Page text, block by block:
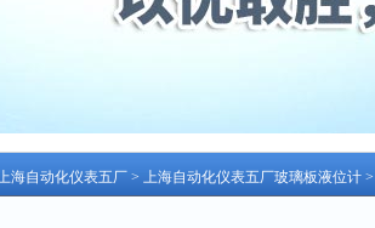
海自动化仪表五厂 > 上海自动化仪表五厂玻璃板液位计